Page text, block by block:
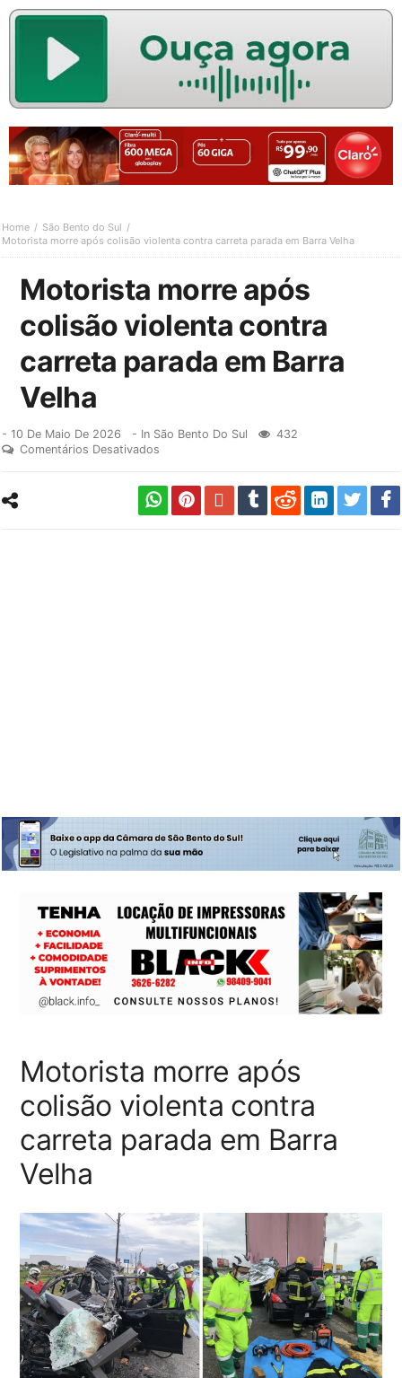
Home
São Bento do Sul
Motorista morre após colisão violenta contra carreta parada em Barra Velha
Motorista morre após
colisão violenta contra
carreta parada em Barra
Velha
-10 De Maio De 2026 - In São Bento Do Sul
432
Comentários Desativados
Motorista morre após
colisão violenta contra
carreta parada em Barra
Velha